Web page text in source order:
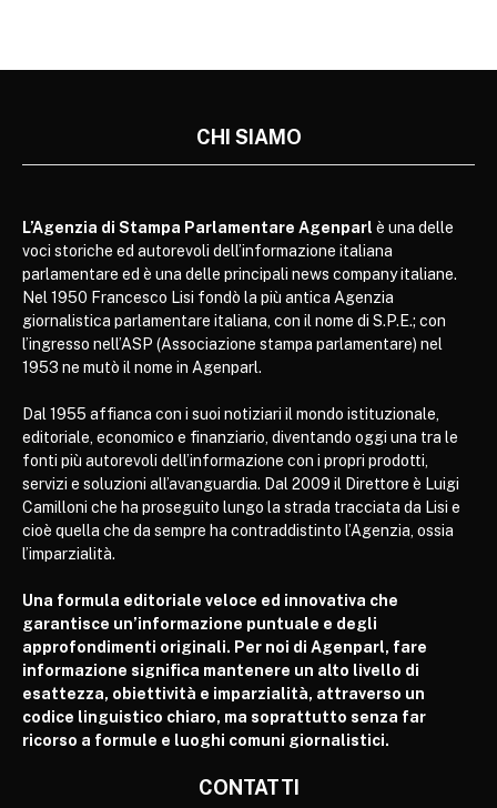
CHI SIAMO
L’Agenzia di Stampa Parlamentare Agenparl è una delle
voci storiche ed autorevoli dell’informazione italiana
parlamentare ed è una delle principali news company italiane.
Nel 1950 Francesco Lisi fondò la più antica Agenzia
giornalistica parlamentare italiana, con il nome di S.P.E.; con
l’ingresso nell’ASP (Associazione stampa parlamentare) nel
1953 ne mutò il nome in Agenparl.
Dal 1955 affianca con i suoi notiziari il mondo istituzionale,
editoriale, economico e finanziario, diventando oggi una tra le
fonti più autorevoli dell’informazione con i propri prodotti,
servizi e soluzioni all’avanguardia. Dal 2009 il Direttore è Luigi
Camilloni che ha proseguito lungo la strada tracciata da Lisi e
cioè quella che da sempre ha contraddistinto l’Agenzia, ossia
l’imparzialità.
Una formula editoriale veloce ed innovativa che
garantisce un’informazione puntuale e degli
approfondimenti originali. Per noi di Agenparl, fare
informazione significa mantenere un alto livello di
esattezza, obiettività e imparzialità, attraverso un
codice linguistico chiaro, ma soprattutto senza far
ricorso a formule e luoghi comuni giornalistici.
CONTATTI